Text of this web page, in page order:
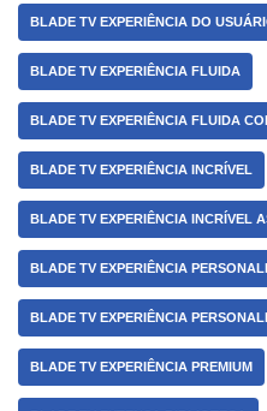
BLADE TV EXPERIÊNCIA DO
BLADE TV EXPERIÊNCIA FLUIDA
BLADE TV EXPERIÊNCIA FLUIDA
BLADE TV EXPERIÊNCIA INCRÍVEL
BLADE TV EXPERIÊNCIA INCRÍVEL
BLADE TV EXPERIÊNCIA
BLADE TV EXPERIÊNCIA
BLADE TV EXPERIÊNCIA PREMIUM